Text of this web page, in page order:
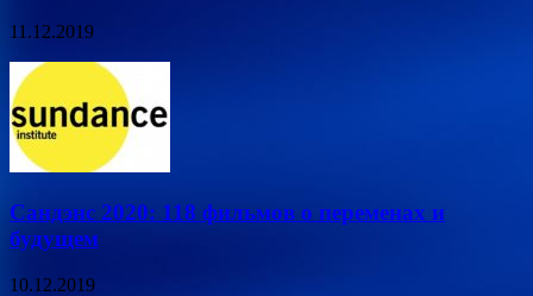
11.12.2019
Сандэнс 2020: 118 фильмов о переменах и
будущем
10.12.2019